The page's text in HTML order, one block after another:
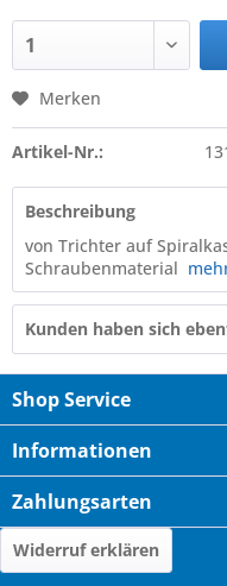
Merken
Artikel-Nr.:
Beschreibung
von Trichter auf
Schraubenmaterial
Kunden haben sich
Shop Service
Informationen
Zahlungsarten
Widerruf erklären